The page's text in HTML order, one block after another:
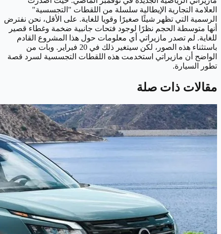
العلامة التجارية الإيطالية سلسلة من اللقطات "التجسسية"
الرسمية التي تظهر شيئًا صغيرًا وقويا للغاية. على الأقل، نحن نفترض
أنها متوسطة الحجم نظرًا لوجود فتحات جانبية ضخمة وغطاء قصير
للغاية. لم تصدر مازيراتي أي معلومات حول هذا المشروع القادم
باستثناء هذه الصور، لكن سيتغير ذلك في 20 فبراير. وبات من
الواضح أن مازيراتي استخدمت هذه اللقطات التجسسية لسرد قصة
تطور السيارة.
مقالات ذات صلة